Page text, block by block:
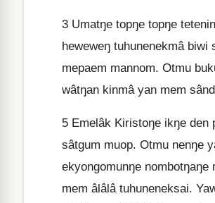
3 Umatŋe topŋe topŋe
heweweŋ tuhunenekmâ biwi
mepaem mannom. Otmu
wâtŋan kinmâ yan mem
5 Emelâk Kiristoŋe ikŋe den
sâtgum muop. Otmu nenŋe
ekyongomunŋe
mem âlâlâ tuhuneneksai.